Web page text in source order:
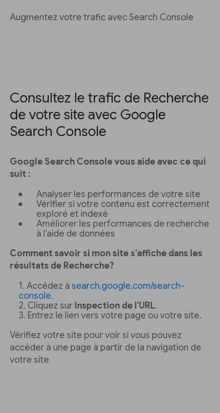
Augmentez votre trafic avec Search Console
Consultez le trafic de Recherche
de votre site avec Google
Search Console
Google Search Console vous aide avec ce qui
suit :
Analyser les performances de votre site
Vérifier si votre contenu est correctement
exploré et indexé
Améliorer les performances de recherche
à l'aide de données
Comment savoir si mon site s'affiche dans les
résultats de Recherche?
Accédez à search.google.com/search-
console.
Cliquez sur Inspection de l'URL.
Entrez le lien vers votre page ou votre site.
Vérifiez votre site pour voir si vous pouvez
accéder à une page à partir de la navigation de
votre site